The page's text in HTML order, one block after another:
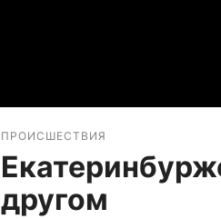
ПРОИСШЕСТВИЯ
другом